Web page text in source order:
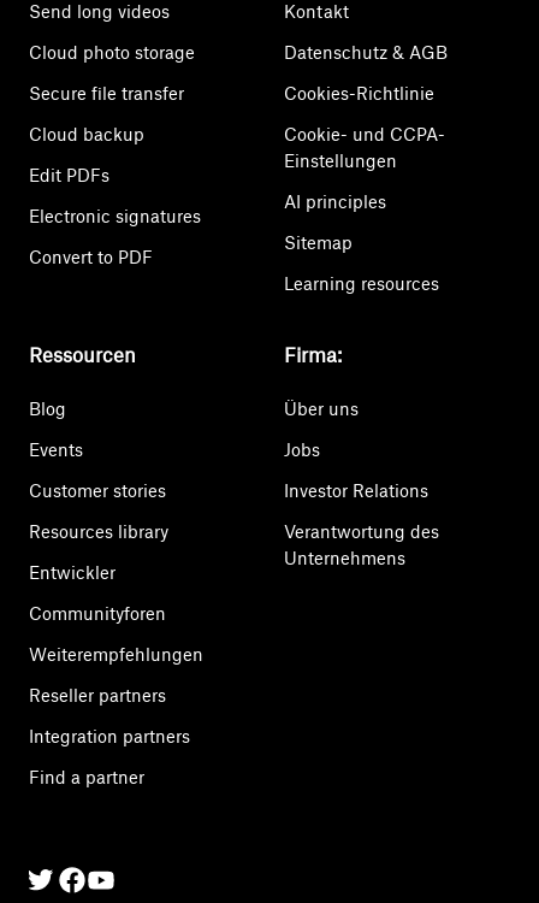
Send long videos
Cloud photo storage
Secure file transfer
Cloud backup
Edit PDFs
Electronic signatures
Convert to PDF
Kontakt
Datenschutz & AGB
Cookies-Richtlinie
Cookie- und CCPA-
Einstellungen
AI principles
Sitemap
Learning resources
Ressourcen
Blog
Events
Customer stories
Resources library
Entwickler
Communityforen
Weiterempfehlungen
Reseller partners
Integration partners
Find a partner
Firma:
Über uns
Jobs
Investor Relations
Verantwortung des
Unternehmens